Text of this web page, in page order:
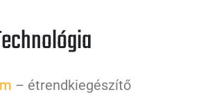
– étrendkiegészítő